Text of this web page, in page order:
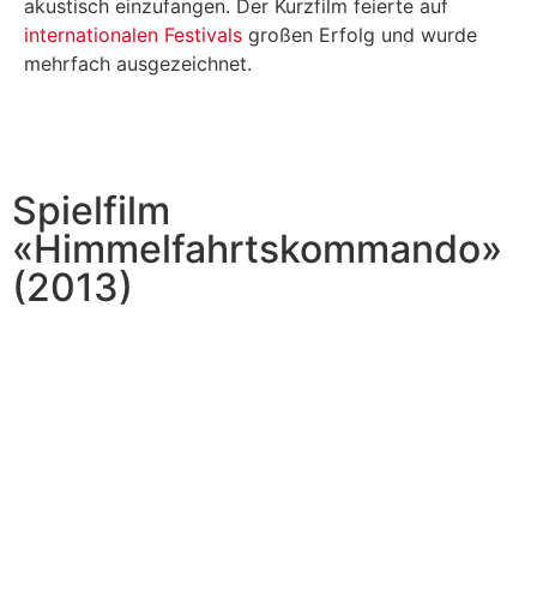
akustisch einzufangen. Der Kurzfilm feierte auf
internationalen Festivals großen Erfolg und wurde
mehrfach ausgezeichnet.
Spielfilm
«Himmelfahrtskommando»
(2013)